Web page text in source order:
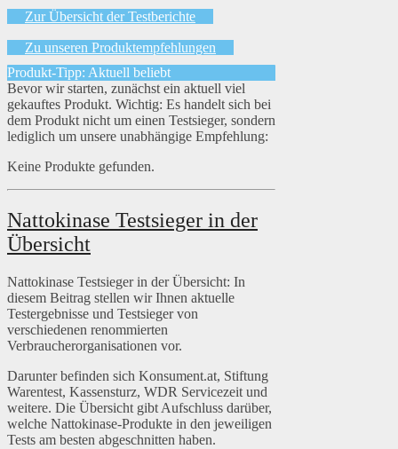
Zur Übersicht der Testberichte
Zu unseren Produktempfehlungen
Produkt-Tipp: Aktuell beliebt
Bevor wir starten, zunächst ein aktuell viel
gekauftes Produkt. Wichtig: Es handelt sich bei
dem Produkt nicht um einen Testsieger, sondern
lediglich um unsere unabhängige Empfehlung:
Keine Produkte gefunden.
Nattokinase Testsieger in der
Übersicht
Nattokinase Testsieger in der Übersicht: In
diesem Beitrag stellen wir Ihnen aktuelle
Testergebnisse und Testsieger von
verschiedenen renommierten
Verbraucherorganisationen vor.
Darunter befinden sich Konsument.at, Stiftung
Warentest, Kassensturz, WDR Servicezeit und
weitere. Die Übersicht gibt Aufschluss darüber,
welche Nattokinase-Produkte in den jeweiligen
Tests am besten abgeschnitten haben.